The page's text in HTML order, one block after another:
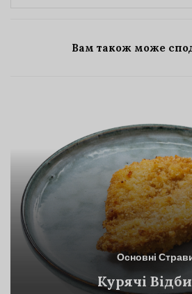
Вам також може
Основні
Курячі